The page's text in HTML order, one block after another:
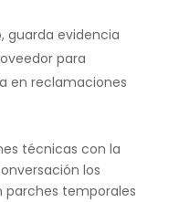
guarda evidencia
para
en reclamaciones
técnicas con la
los
parches temporales